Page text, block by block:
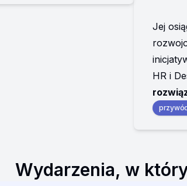
Jej
HR i
Wydarzenia, w